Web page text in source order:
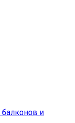
балконов и